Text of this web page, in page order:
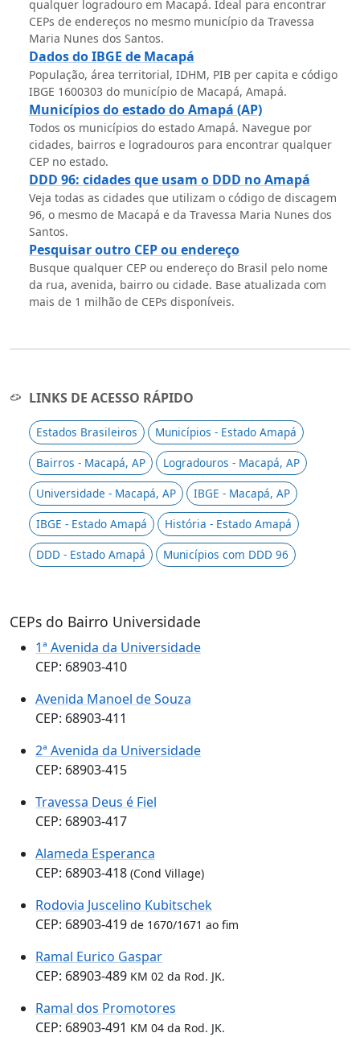
qualquer logradouro em Macapá. Ideal para encontrar
CEPs de endereços no mesmo município da Travessa
Maria Nunes dos Santos.
Dados do IBGE de Macapá
População, área territorial, IDHM, PIB per capita e código
IBGE 1600303 do município de Macapá, Amapá.
Municípios do estado do Amapá (AP)
Todos os municípios do estado Amapá. Navegue por
cidades, bairros e logradouros para encontrar qualquer
CEP no estado.
DDD 96: cidades que usam o DDD no Amapá
Veja todas as cidades que utilizam o código de discagem
96, o mesmo de Macapá e da Travessa Maria Nunes dos
Santos.
Pesquisar outro CEP ou endereço
Busque qualquer CEP ou endereço do Brasil pelo nome
da rua, avenida, bairro ou cidade. Base atualizada com
mais de 1 milhão de CEPs disponíveis.
LINKS DE ACESSO RÁPIDO
Estados Brasileiros
Municípios - Estado Amapá
Bairros - Macapá, AP
Logradouros - Macapá, AP
Universidade - Macapá, AP
IBGE - Macapá, AP
IBGE - Estado Amapá
História - Estado Amapá
DDD - Estado Amapá
Municípios com DDD 96
CEPs do Bairro Universidade
1ª Avenida da Universidade
CEP: 68903-410
Avenida Manoel de Souza
CEP: 68903-411
2ª Avenida da Universidade
CEP: 68903-415
Travessa Deus é Fiel
CEP: 68903-417
Alameda Esperanca
CEP: 68903-418 (Cond Village)
Rodovia Juscelino Kubitschek
CEP: 68903-419 de 1670/1671 ao fim
Ramal Eurico Gaspar
CEP: 68903-489 KM 02 da Rod. JK.
Ramal dos Promotores
CEP: 68903-491 KM 04 da Rod. JK.